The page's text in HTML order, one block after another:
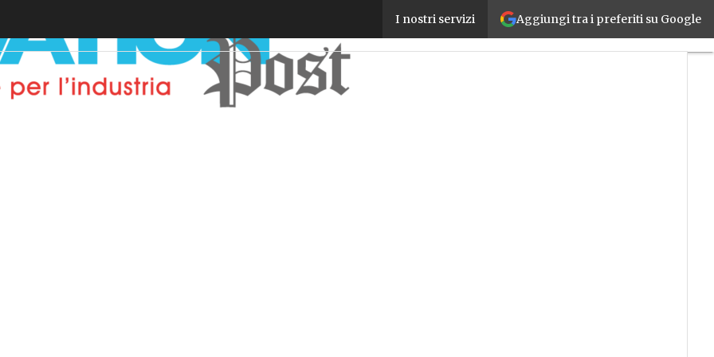
Aggiungi tra i preferiti su Google
I nostri servizi
Optimus, il robot umanoide di Tesla costerà